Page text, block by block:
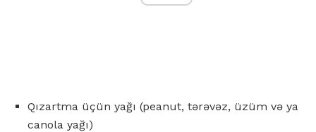
Qızartma üçün yağı (peanut, tərəvəz, üzüm və ya
canola yağı)